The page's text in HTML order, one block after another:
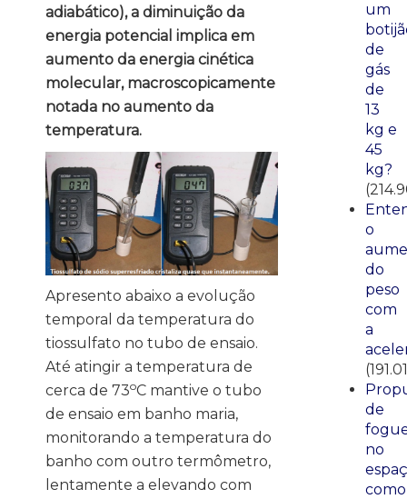
adiabático), a diminuição da
energia potencial implica em
aumento da energia cinética
molecular, macroscopicamente
notada no aumento da
temperatura.
Apresento abaixo a evolução
temporal da temperatura do
tiossulfato no tubo de ensaio.
Até atingir a temperatura de
cerca de 73oC mantive o tubo
de ensaio em banho maria,
monitorando a temperatura do
banho com outro termômetro,
lentamente a elevando com
um
de
gás
de
13
kg e
45
kg?
o
do
peso
com
a
de
no
como